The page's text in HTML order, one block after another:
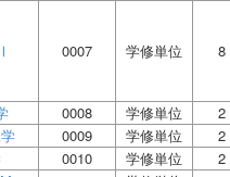
0007 学修単位 8
0008 学修単位
2
0009 学修単位
2
0010 学修単位
2